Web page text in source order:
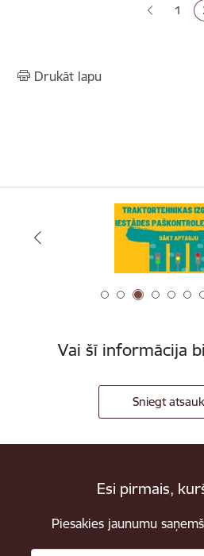
Lapa
1
Drukāt lapu
Vai šī informācija
Sniegt
Esi pirmais,
Piesakies jaunumu